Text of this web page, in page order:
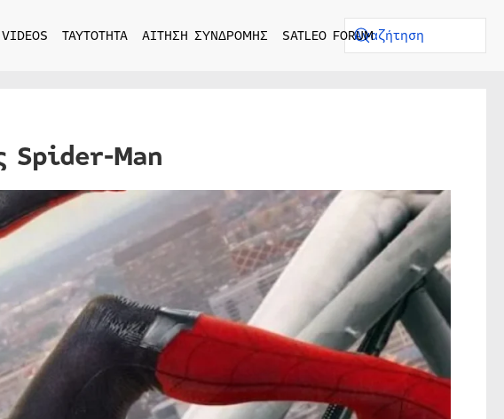
VIDEOS ΤΑΥΤΟΤΗΤΑ ΑΙΤΗΣΗ ΣΥΝΔΡΟΜΗΣ SATLEO FORUM
Spider-Man